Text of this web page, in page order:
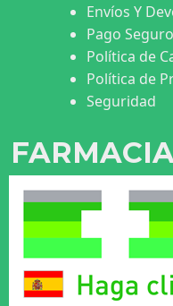
Envíos Y
Pago Seguro
Política de
Política de
Seguridad